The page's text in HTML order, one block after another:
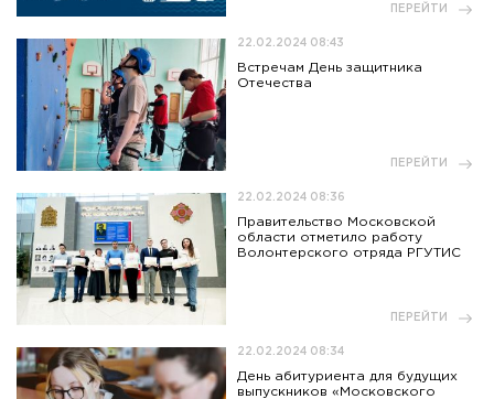
ПЕРЕЙТИ
22.02.2024 08:43
Встречам День защитника
Отечества
ПЕРЕЙТИ
22.02.2024 08:36
Правительство Московской
области отметило работу
Волонтерского отряда РГУТИС
ПЕРЕЙТИ
22.02.2024 08:34
День абитуриента для будущих
выпускников «Московского